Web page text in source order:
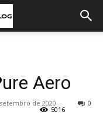
Aero
de 2020 0
5016